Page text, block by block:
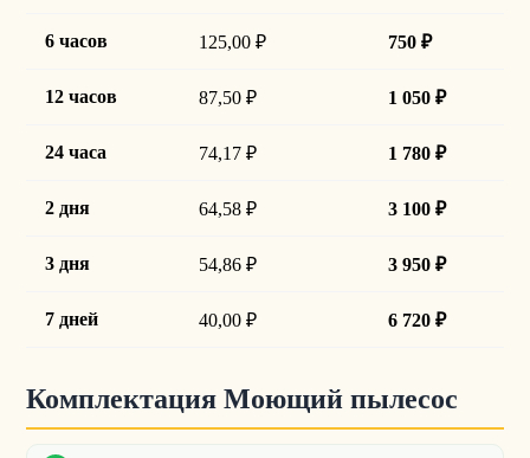
6 часов 125,00 ₽ 750 ₽
12 часов 87,50 ₽ 1 050 ₽
24 часа 74,17 ₽ 1 780 ₽
2 дня 64,58 ₽ 3 100 ₽
3 дня 54,86 ₽ 3 950 ₽
7 дней 40,00 ₽ 6 720 ₽
Комплектация Моющий пылесос